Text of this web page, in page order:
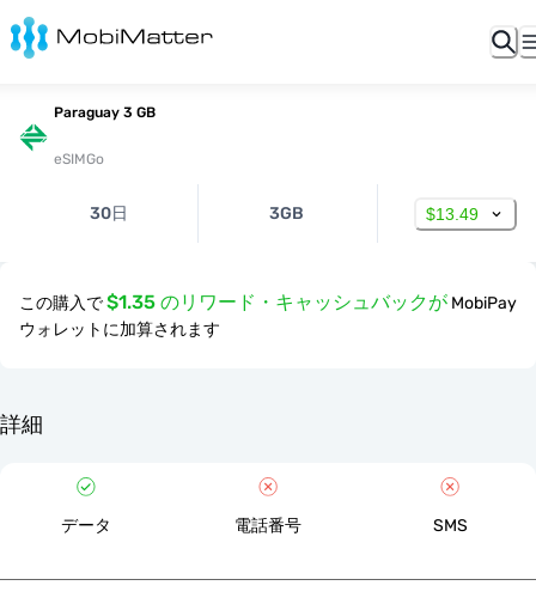
Paraguay 3 GB
eSIMGo
30日 3GB $13.49
この購入で$1.35 のリワード・キャッシュバックが MobiPay
ウォレットに加算されます
詳細
データ 電話番号 SMS